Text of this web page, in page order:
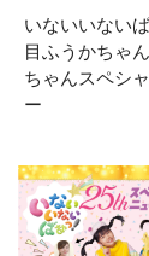
いないいない
目ふうかちゃ
ちゃんスペシ
ー